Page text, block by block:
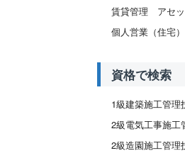
賃貸管理
アセ
個人営業（住宅）
資格で検索
1級建築施工管理
2級電気工事施工
2級造園施工管理